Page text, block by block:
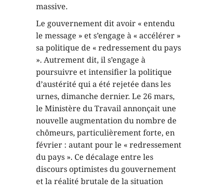
massive.
Le gouvernement dit avoir « entendu
le message » et s’engage à « accélérer »
sa politique de « redressement du pays
». Autrement dit, il s’engage à
poursuivre et intensifier la politique
d’austérité qui a été rejetée dans les
urnes, dimanche dernier. Le 26 mars,
le Ministère du Travail annonçait une
nouvelle augmentation du nombre de
chômeurs, particulièrement forte, en
février : autant pour le « redressement
du pays ». Ce décalage entre les
discours optimistes du gouvernement
et la réalité brutale de la situation